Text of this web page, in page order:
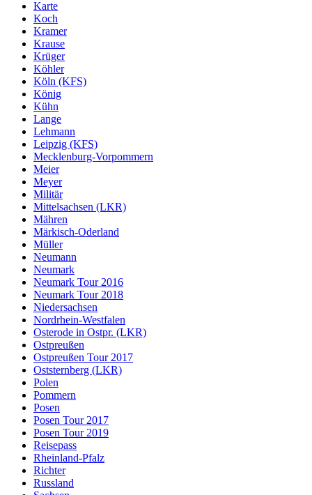
Karte
Koch
Kramer
Krause
Krüger
Köhler
Köln (KFS)
König
Kühn
Lange
Lehmann
Leipzig (KFS)
Mecklenburg-Vorpommern
Meier
Meyer
Militär
Mittelsachsen (LKR)
Mähren
Märkisch-Oderland
Müller
Neumann
Neumark
Neumark Tour 2016
Neumark Tour 2018
Niedersachsen
Nordrhein-Westfalen
Osterode in Ostpr. (LKR)
Ostpreußen
Ostpreußen Tour 2017
Oststernberg (LKR)
Polen
Pommern
Posen
Posen Tour 2017
Posen Tour 2019
Reisepass
Rheinland-Pfalz
Richter
Russland